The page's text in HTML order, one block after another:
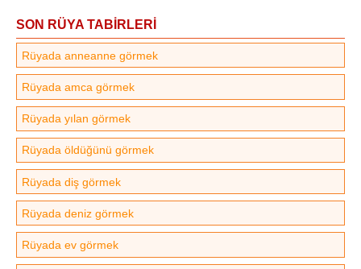
SON RÜYA TABİRLERİ
Rüyada anneanne görmek
Rüyada amca görmek
Rüyada yılan görmek
Rüyada öldüğünü görmek
Rüyada diş görmek
Rüyada deniz görmek
Rüyada ev görmek